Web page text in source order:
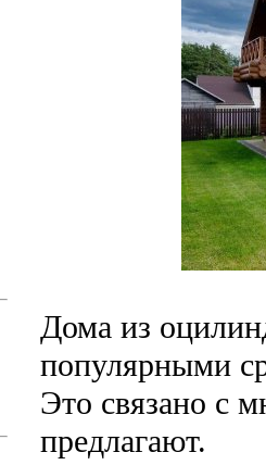
Дома из
популярными
Это связано с
предлагают.